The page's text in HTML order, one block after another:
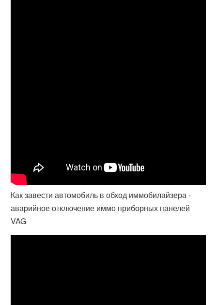
Как завести автомобиль в обход иммобилайзера -
аварийное отключение иммо приборных панелей
VAG